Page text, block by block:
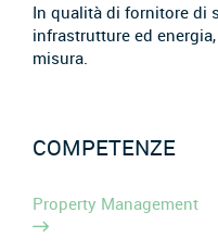
In qualità di fornitore di
infrastrutture ed
misura.
COMPETENZE
Property Management